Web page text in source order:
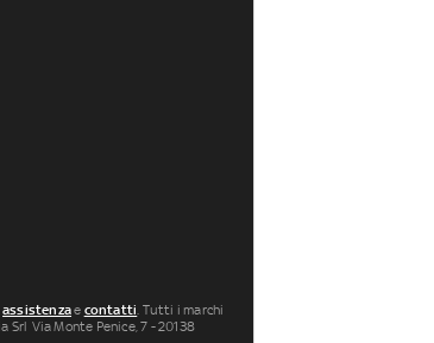
assistenzae contatti. Tutti i marchi
Via Monte Penice, 7 - 20138